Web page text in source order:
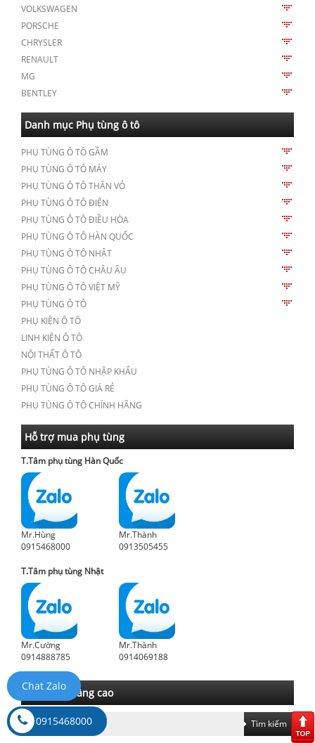
VOLKSWAGEN
PORSCHE
CHRYSLER
RENAULT
MG
BENTLEY
Danh mục Phụ tùng ô tô
PHỤ TÙNG Ô TÔ GẦM
PHỤ TÙNG Ô TÔ MÁY
PHỤ TÙNG Ô TÔ THÂN VỎ
PHỤ TÙNG Ô TÔ ĐIỆN
PHỤ TÙNG Ô TÔ ĐIỀU HÒA
PHỤ TÙNG Ô TÔ HÀN QUỐC
PHỤ TÙNG Ô TÔ NHẬT
PHỤ TÙNG Ô TÔ CHÂU ÂU
PHỤ TÙNG Ô TÔ VIỆT MỸ
PHỤ TÙNG Ô TÔ
PHỤ KIỆN Ô TÔ
LINH KIỆN Ô TÔ
NỘI THẤT Ô TÔ
PHỤ TÙNG Ô TÔ NHẬP KHẨU
PHỤ TÙNG Ô TÔ GIÁ RẺ
PHỤ TÙNG Ô TÔ CHÍNH HÃNG
Hỗ trợ mua phụ tùng
T.Tâm phụ tùng Hàn Quốc
Mr.Hùng
0915468000
Mr.Thành
0913505455
T.Tâm phụ tùng Nhật
Mr.Cường
0914888785
Mr.Thành
0914069188
Tìm kiếm nâng cao
Tìm kiếm
Chat Zalo
0915468000